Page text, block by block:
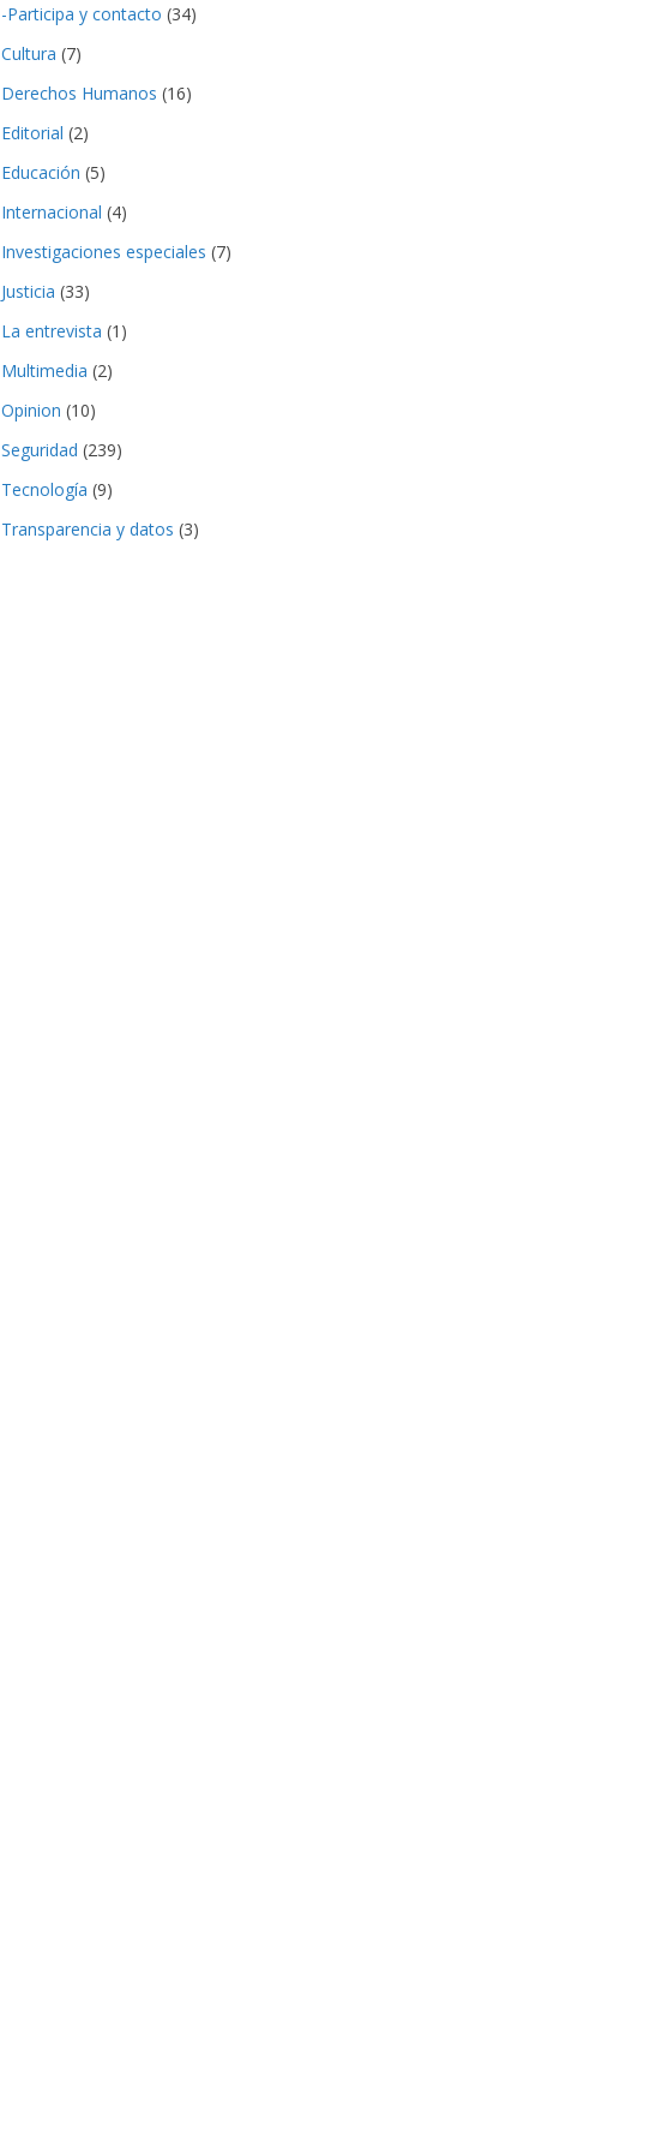
-Participa y contacto (34)
Cultura (7)
Derechos Humanos (16)
Editorial (2)
Educación (5)
Internacional (4)
Investigaciones especiales (7)
Justicia (33)
La entrevista (1)
Multimedia (2)
Opinion (10)
Seguridad (239)
Tecnología (9)
Transparencia y datos (3)